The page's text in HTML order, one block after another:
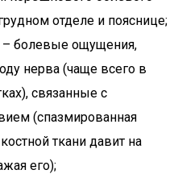
отделе и пояснице;
– болевые ощущения,
нерва (чаще всего в
связанные с
(спазмированная
ткани давит на
его);